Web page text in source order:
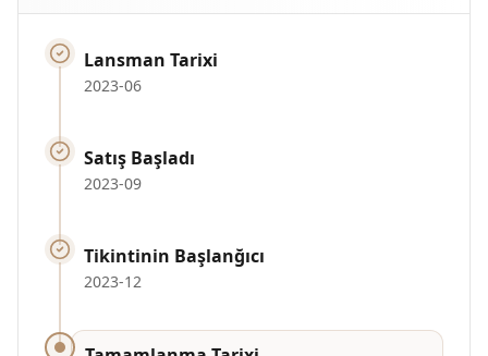
Lansman Tarixi
2023-06
Satış Başladı
2023-09
Tikintinin Başlanğıcı
2023-12